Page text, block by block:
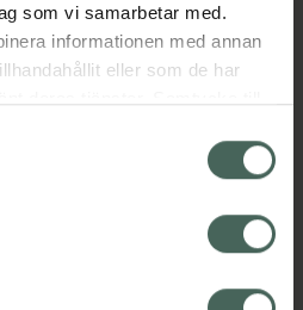
som vi samarbetar med.
informationen med annan
eller som de har
webbplatsens
samtycke påverkar inte
som skett innan återkallelsen.